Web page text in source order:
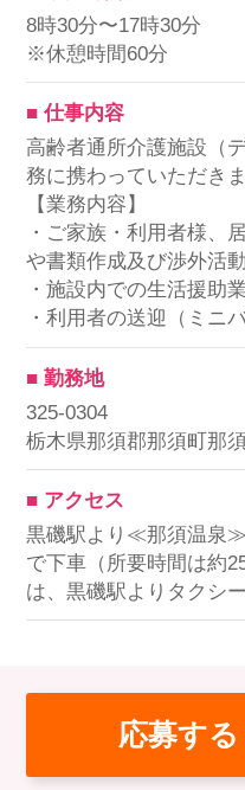
8時30分〜17時30分
※休憩時間60分
■ 仕事内容
高齢者通所介護施設（
務に携わっていただきま
【業務内容】
・ご家族・利用者様、
や書類作成及び渉外活動
・施設内での生活援助
・利用者の送迎（ミニ
■ 勤務地
325-0304
栃木県那須郡那須町那
■ アクセス
黒磯駅より≪那須温泉
で下車（所要時間は約
は、黒磯駅よりタクシ
応募する